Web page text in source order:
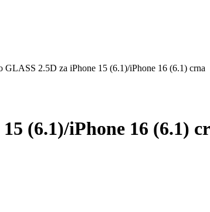
GLASS 2.5D za iPhone 15 (6.1)/iPhone 16 (6.1) crna
(6.1)/iPhone 16 (6.1)